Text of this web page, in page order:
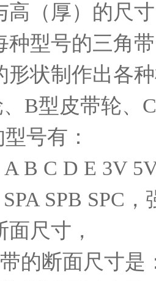
高（厚）的尺
种型号的三角
形状制作出各
B型皮带轮、
号有：
A B C D E 3V
SPB SPC
尺寸，
的断面尺寸是